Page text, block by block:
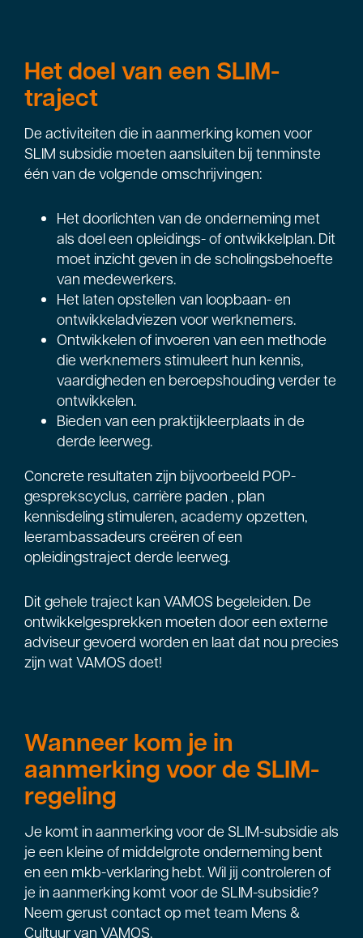
Het doel van een SLIM-
traject
De activiteiten die in aanmerking komen voor
SLIM subsidie moeten aansluiten bij tenminste
één van de volgende omschrijvingen:
Het doorlichten van de onderneming met
als doel een opleidings- of ontwikkelplan. Dit
moet inzicht geven in de scholingsbehoefte
van medewerkers.
Het laten opstellen van loopbaan- en
ontwikkeladviezen voor werknemers.
Ontwikkelen of invoeren van een methode
die werknemers stimuleert hun kennis,
vaardigheden en beroepshouding verder te
ontwikkelen.
Bieden van een praktijkleerplaats in de
derde leerweg.
Concrete resultaten zijn bijvoorbeeld POP-
gesprekscyclus, carrière paden , plan
kennisdeling stimuleren, academy opzetten,
leerambassadeurs creëren of een
opleidingstraject derde leerweg.
Dit gehele traject kan VAMOS begeleiden. De
ontwikkelgesprekken moeten door een externe
adviseur gevoerd worden en laat dat nou precies
zijn wat VAMOS doet!
Wanneer kom je in
aanmerking voor de SLIM-
regeling
Je komt in aanmerking voor de SLIM-subsidie als
je een kleine of middelgrote onderneming bent
en een mkb-verklaring hebt. Wil jij controleren of
je in aanmerking komt voor de SLIM-subsidie?
Neem gerust contact op met team Mens &
Cultuur van VAMOS.